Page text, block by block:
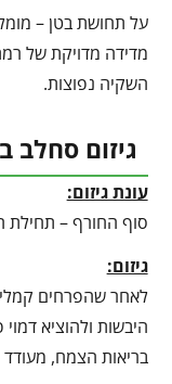
על תחושת בטן –
מדידה מדויקת של
השקיה נפוצות.
גיזום סחלב
עונת גיזום:
סוף החורף – תחילת
גיזום:
לאחר שהפרחים
היבשות ולהוציא
בריאות הצמח,